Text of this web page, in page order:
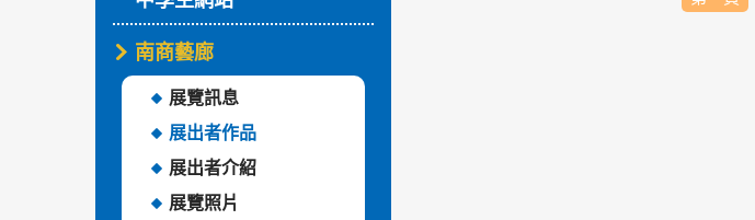
南商藝廊
展覽訊息
展出者作品
展出者介紹
展覽照片